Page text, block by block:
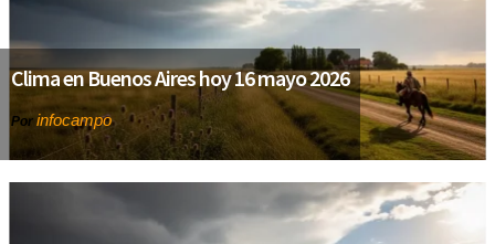
Clima en Buenos Aires hoy 16 mayo 2026
Por infocampo